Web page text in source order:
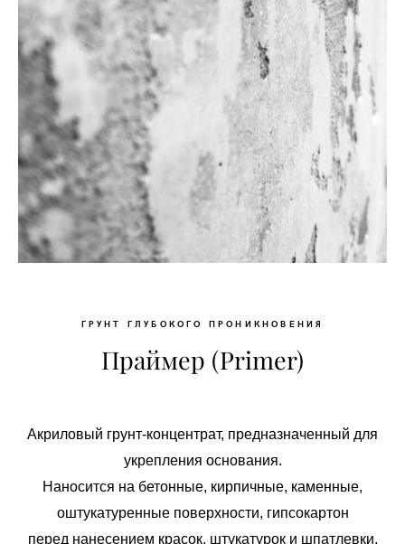
ГРУНТ ГЛУБОКОГО ПРОНИКНОВЕНИЯ
Праймер (Primer)
Акриловый грунт-концентрат, предназначенный для
укрепления основания.
Наносится на бетонные, кирпичные, каменные,
оштукатуренные поверхности, гипсокартон
перед нанесением красок, штукатурок и шпатлевки,